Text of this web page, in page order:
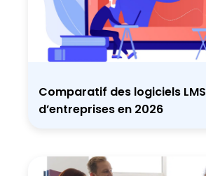
Comparatif des logiciels LMS
d’entreprises en 2026